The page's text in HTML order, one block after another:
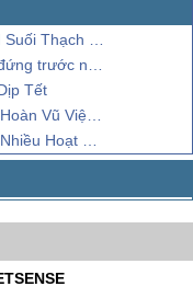
Thạch Lâm
thách thức
Tết
Nam 2015
Hấp Dẫn